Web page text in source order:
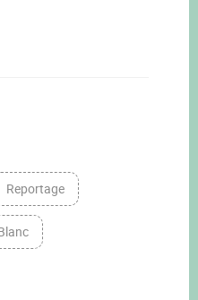
Reportage